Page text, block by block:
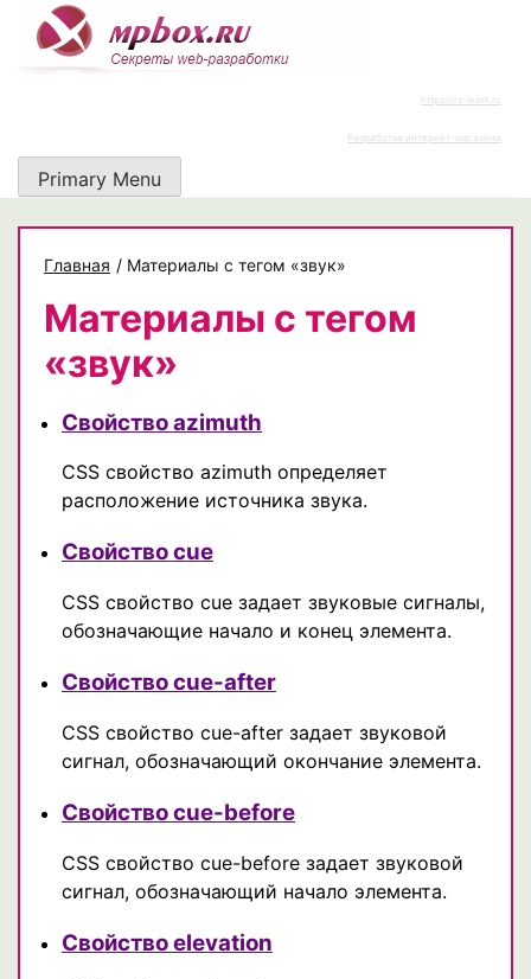
content
https://rz-work.ru
Разработка интернет-магазина
Primary Menu
Главная / Материалы с тегом «звук»
Материалы с тегом
«звук»
Свойство azimuth
CSS свойство azimuth определяет
расположение источника звука.
Свойство cue
CSS свойство cue задает звуковые сигналы,
обозначающие начало и конец элемента.
Свойство cue-after
CSS свойство cue-after задает звуковой
сигнал, обозначающий окончание элемента.
Свойство cue-before
CSS свойство cue-before задает звуковой
сигнал, обозначающий начало элемента.
Свойство elevation